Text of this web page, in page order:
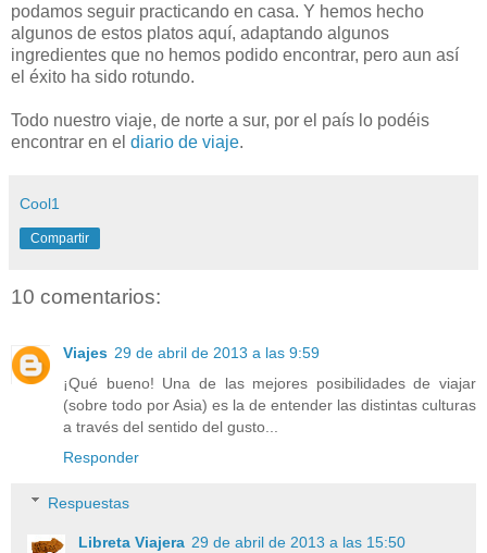
podamos seguir practicando en casa. Y hemos hecho
algunos de estos platos aquí, adaptando algunos
ingredientes que no hemos podido encontrar, pero aun así
el éxito ha sido rotundo.
Todo nuestro viaje, de norte a sur, por el país lo podéis
encontrar en el diario de viaje.
Cool1
Compartir
10 comentarios:
Viajes 29 de abril de 2013 a las 9:59
¡Qué bueno! Una de las mejores posibilidades de viajar
(sobre todo por Asia) es la de entender las distintas culturas
a través del sentido del gusto...
Responder
Respuestas
Libreta Viajera 29 de abril de 2013 a las 15:50